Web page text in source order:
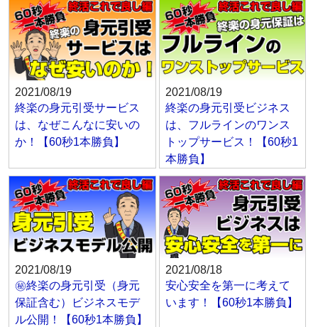
2021/08/19
終楽の身元引受サービス
は、なぜこんなに安いの
か！【60秒1本勝負】
2021/08/19
終楽の身元引受ビジネス
は、フルラインのワンス
トップサービス！【60秒1
本勝負】
2021/08/19
㊙終楽の身元引受（身元
保証含む）ビジネスモデ
ル公開！【60秒1本勝負】
2021/08/18
安心安全を第一に考えて
います！【60秒1本勝負】